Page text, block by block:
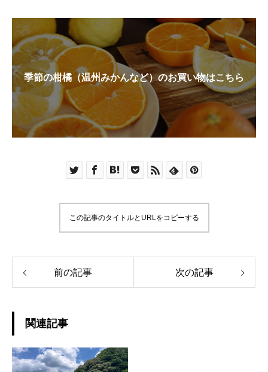
季節の柑橘（温州みかんなど）のお買い物はこちら
この記事のタイトルとURLをコピーする
前の記事 次の記事
関連記事